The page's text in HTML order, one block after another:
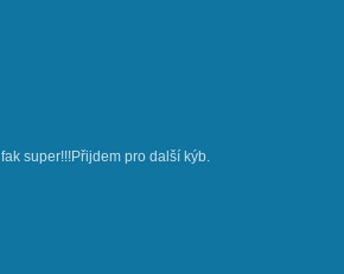
super!!!Přijdem pro další kýb.